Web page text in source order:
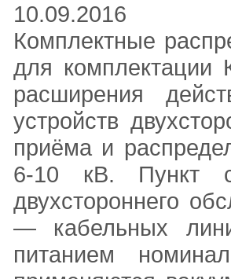
10.09.2016
Комплектные
для комплектации
расширения
устройств
приёма и
6-10 кВ. Пункт
двухстороннего
— кабельных
питанием